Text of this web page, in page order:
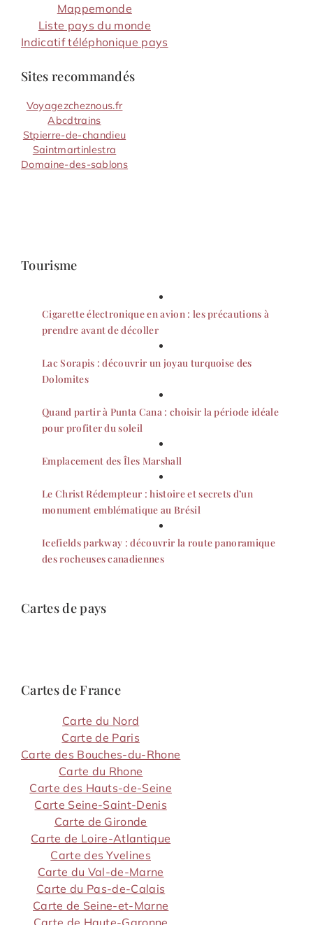
Mappemonde
Liste pays du monde
Indicatif téléphonique pays
Sites recommandés
Voyagezcheznous.fr
Abcdtrains
Stpierre-de-chandieu
Saintmartinlestra
Domaine-des-sablons
Tourisme
Cigarette électronique en avion : les précautions à
prendre avant de décoller
Lac Sorapis : découvrir un joyau turquoise des
Dolomites
Quand partir à Punta Cana : choisir la période idéale
pour profiter du soleil
Emplacement des Îles Marshall
Le Christ Rédempteur : histoire et secrets d’un
monument emblématique au Brésil
Icefields parkway : découvrir la route panoramique
des rocheuses canadiennes
Cartes de pays
Cartes de France
Carte du Nord
Carte de Paris
Carte des Bouches-du-Rhone
Carte du Rhone
Carte des Hauts-de-Seine
Carte Seine-Saint-Denis
Carte de Gironde
Carte de Loire-Atlantique
Carte des Yvelines
Carte du Val-de-Marne
Carte du Pas-de-Calais
Carte de Seine-et-Marne
Carte de Haute-Garonne